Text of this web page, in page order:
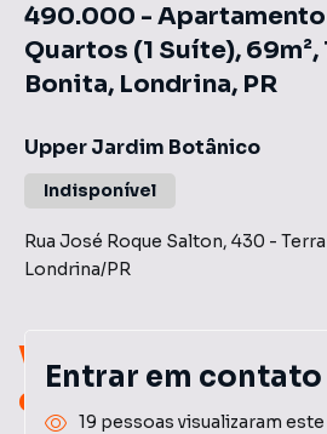
Você pode
oportunidades!
490.000 - Apartamento
Quartos (1 Suíte), 69m²,
Bonita, Londrina, PR
Upper Jardim Botânico
Indisponível
Rua José Roque Salton, 430 -
Londrina/PR
Entrar em contato
19 pessoas visualizaram